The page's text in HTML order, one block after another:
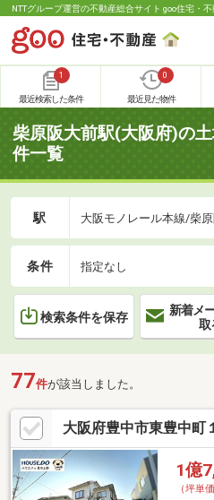
NTTグループ運営の不動産総合サイト goo住宅・
1
最近検索した条件
0
最近見た物件
柴原阪大前駅(大阪府)の
件一覧
駅 大阪モノレール本線/柴
条件 指定なし
検索条件を保存
新着メ
取
77件が該当しました。
大阪府豊中市東豊中町
1億
（坪単